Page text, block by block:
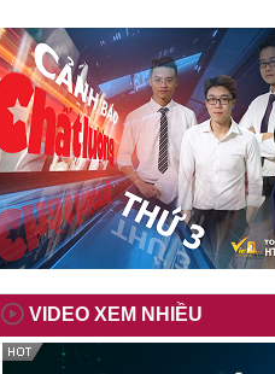
VIDEO XEM NHIỀU